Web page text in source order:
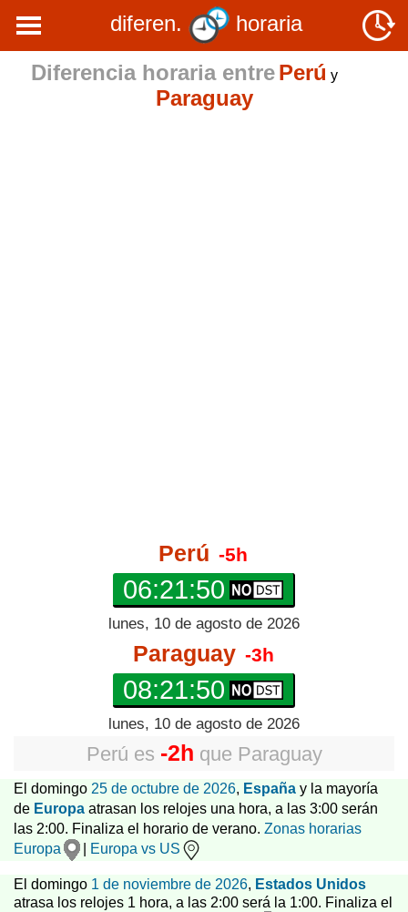
diferen.
horaria
Diferencia horaria entre Perú y
Paraguay
Perú -5h
06:21:50
lunes, 10 de agosto de 2026
Paraguay -3h
08:21:50
lunes, 10 de agosto de 2026
Perú es -2h que Paraguay
El domingo 25 de octubre de 2026, España y la mayoría
de Europa atrasan los relojes una hora, a las 3:00 serán
las 2:00. Finaliza el horario de verano. Zonas horarias
Europa
Europa vs US
El domingo 1 de noviembre de 2026, Estados Unidos
atrasa los relojes 1 hora, a las 2:00 será la 1:00. Finaliza el